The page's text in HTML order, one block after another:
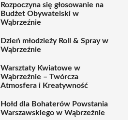
Rozpoczyna się głosowanie na
Budżet Obywatelski w
Wąbrzeźnie
Dzień młodzieży Roll & Spray w
Wąbrzeźnie
Warsztaty Kwiatowe w
Wąbrzeźnie – Twórcza
Atmosfera i Kreatywność
Hołd dla Bohaterów Powstania
Warszawskiego w Wąbrzeźnie